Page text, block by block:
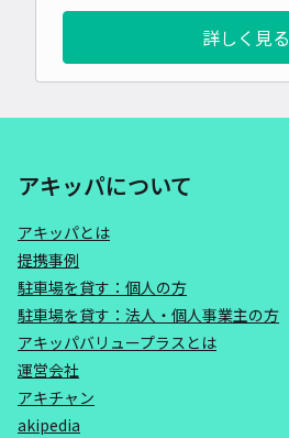
詳しく見る
アキッパについて
アキッパとは
提携事例
駐車場を貸す：個人の方
駐車場を貸す：法人・個人事業主の方
アキッパバリュープラスとは
運営会社
アキチャン
akipedia